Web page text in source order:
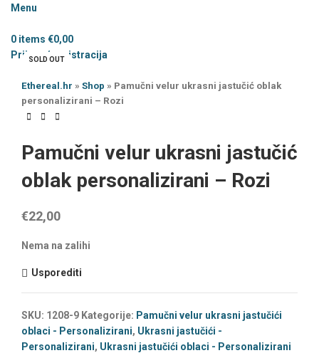
Menu
0 items €0,00
Prijava / registracija
SOLD OUT
Ethereal.hr » Shop » Pamučni velur ukrasni jastučić oblak
personalizirani – Rozi
Pamučni velur ukrasni jastučić
oblak personalizirani – Rozi
€22,00
Nema na zalihi
Usporediti
SKU: 1208-9 Kategorije: Pamučni velur ukrasni jastučići
oblaci - Personalizirani, Ukrasni jastučići -
Personalizirani, Ukrasni jastučići oblaci - Personalizirani